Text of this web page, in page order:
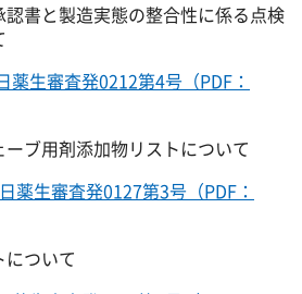
書と製造実態の整合性に係る点検
薬生審査発0212第4号（PDF：
ブ用剤添加物リストについて
薬生審査発0127第3号（PDF：
ついて